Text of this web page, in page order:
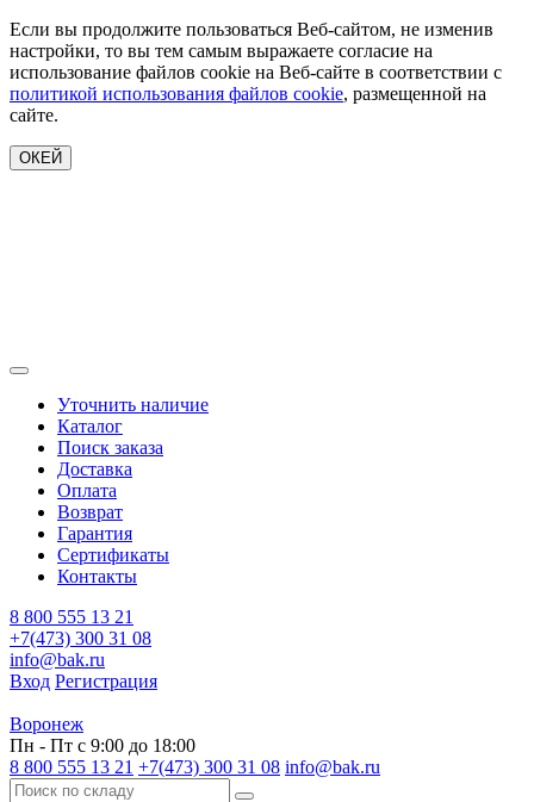
Если вы продолжите пользоваться Веб-сайтом, не изменив
настройки, то вы тем самым выражаете согласие на
использование файлов cookie на Веб-сайте в соответствии с
политикой использования файлов cookie, размещенной на
сайте.
ОКЕЙ
Уточнить наличие
Каталог
Поиск заказа
Доставка
Оплата
Возврат
Гарантия
Сертификаты
Контакты
8 800 555 13 21
+7(473) 300 31 08
info@bak.ru
Вход Регистрация
Воронеж
Пн - Пт с 9:00 до 18:00
8 800 555 13 21 +7(473) 300 31 08 info@bak.ru